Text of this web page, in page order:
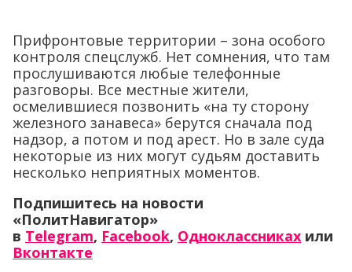
Прифронтовые территории – зона особого
контроля спецслужб. Нет сомнения, что там
прослушиваются любые телефонные
разговоры. Все местные жители,
осмелившиеся позвонить «на ту сторону
железного занавеса» берутся сначала под
надзор, а потом и под арест. Но в зале суда
некоторые из них могут судьям доставить
несколько неприятных моментов.
Подпишитесь на новости
«ПолитНавигатор»
в Telegram, Facebook, Одноклассниках или
Вконтакте